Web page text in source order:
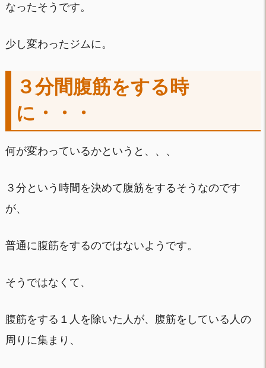
なったそうです。
少し変わったジムに。
３分間腹筋をする時
に・・・
何が変わっているかというと、、、
３分という時間を決めて腹筋をするそうなのです
が、
普通に腹筋をするのではないようです。
そうではなくて、
腹筋をする１人を除いた人が、腹筋をしている人の
周りに集まり、